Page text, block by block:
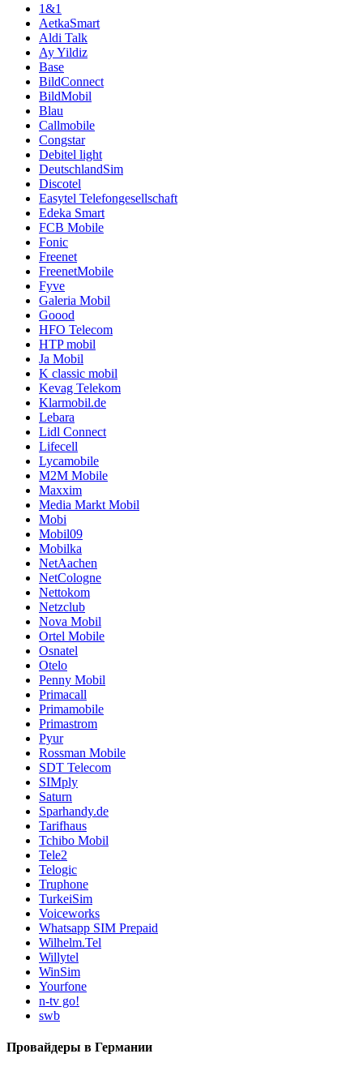
1&1
AetkaSmart
Aldi Talk
Ay Yildiz
Base
BildConnect
BildMobil
Blau
Callmobile
Congstar
Debitel light
DeutschlandSim
Discotel
Easytel Telefongesellschaft
Edeka Smart
FCB Mobile
Fonic
Freenet
FreenetMobile
Fyve
Galeria Mobil
Goood
HFO Telecom
HTP mobil
Ja Mobil
K classic mobil
Kevag Telekom
Klarmobil.de
Lebara
Lidl Connect
Lifecell
Lycamobile
M2M Mobile
Maxxim
Media Markt Mobil
Mobi
Mobil09
Mobilka
NetAachen
NetCologne
Nettokom
Netzclub
Nova Mobil
Ortel Mobile
Osnatel
Otelo
Penny Mobil
Primacall
Primamobile
Primastrom
Pyur
Rossman Mobile
SDT Telecom
SIMply
Saturn
Sparhandy.de
Tarifhaus
Tchibo Mobil
Tele2
Telogic
Truphone
TurkeiSim
Voiceworks
Whatsapp SIM Prepaid
Wilhelm.Tel
Willytel
WinSim
Yourfone
n-tv go!
swb
Провайдеры в Германии